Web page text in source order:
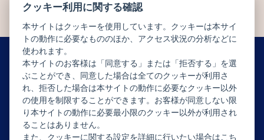
ニュースレター配信登録はこちら
クッキー利用に関する確認
本サイトはクッキーを使用しています。クッキーは本サイ
トの動作に必要なもののほか、アクセス状況の分析などに
使われます。
本サイトのお客様は「同意する」または「拒否する」を選
ぶことができ、同意した場合は全てのクッキーが利用さ
れ、拒否した場合は本サイトの動作に必要なクッキー以外
の使用を制限することができます。お客様が同意しない限
り本サイトの動作に必要最小限のクッキー以外が利用され
ることはありません。
また、クッキーに関する設定を詳細に行いたい場合はこち